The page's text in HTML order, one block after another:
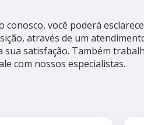
você poderá
através de um
sua satisfação. Também
com nossos especialistas.